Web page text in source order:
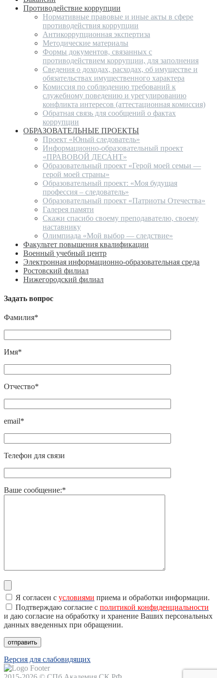
Противодействие коррупции
Нормативные правовые и иные акты в сфере
противодействия коррупции
Антикоррупционная экспертиза
Методические материалы
Формы документов, связанных с
противодействием коррупции, для заполнения
Сведения о доходах, расходах, об имуществе и
обязательствах имущественного характера
Комиссия по соблюдению требований к
служебному поведению и урегулированию
конфликта интересов (аттестационная комиссия)
Обратная связь для сообщений о фактах
коррупции
ОБРАЗОВАТЕЛЬНЫЕ ПРОЕКТЫ
Проект «Юный следователь»
Информационно-образовательный проект
«ПРАВОВОЙ ДЕСАНТ»
Образовательный проект «Герой моей семьи —
герой моей страны»
Образовательный проект: «Моя будущая
профессия – следователь»
Образовательный проект «Патриоты Отечества»
Галерея памяти
Скажи спасибо своему преподавателю, своему
наставнику
Олимпиада «Мой выбор — следствие»
Факультет повышения квалификации
Военный учебный центр
Электронная информационно-образовательная среда
Ростовский филиал
Нижегородский филиал
Задать вопрос
Фамилия*
Имя*
Отчество*
email*
Телефон для связи
Ваше сообщение:*
Я согласен с условиями приема и обработки информации.
Подтверждаю согласие с политикой конфиденциальности
и даю согласие на обработку и хранение Ваших персональных
данных введенных при обращении.
Версия для слабовидящих